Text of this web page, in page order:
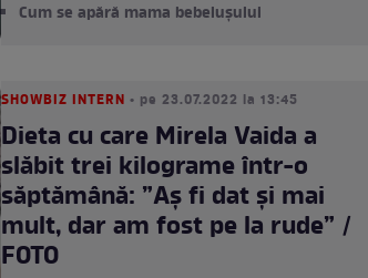
Cum se apără mama bebelușului
SHOWBIZ INTERN • pe 23.07.2022 la 13:45
Dieta cu care Mirela Vaida a
slăbit trei kilograme într-o
săptămână: ”Aș fi dat și mai
mult, dar am fost pe la rude” /
FOTO